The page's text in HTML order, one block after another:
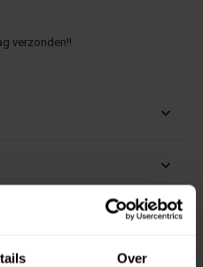
Over
verzonden!!